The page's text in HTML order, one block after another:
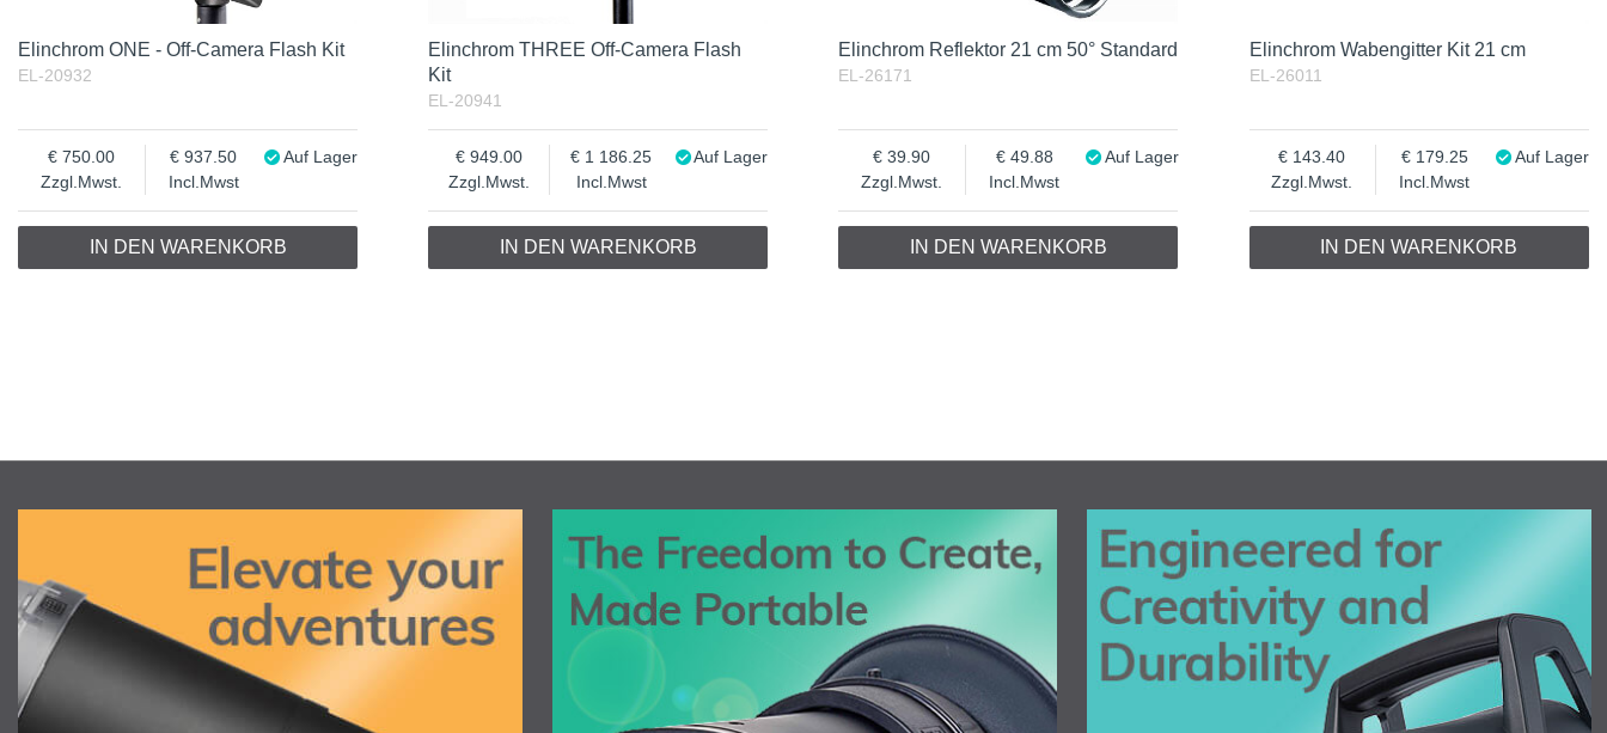
Elinchrom ONE - Off-Camera Flash Kit
EL-20932
Zzgl.Mwst.
750.00
Incl.Mwst
937.50 Auf Lager
IN DEN WARENKORB
Elinchrom THREE Off-Camera Flash
Kit
EL-20941
Zzgl.Mwst.
949.00
Incl.Mwst
1 186.25 Auf Lager
IN DEN WARENKORB
Elinchrom Reflektor 21 cm 50° Standard
EL-26171
Zzgl.Mwst.
39.90
Incl.Mwst
49.88 Auf Lager
IN DEN WARENKORB
Elinchrom Wabengitter Kit 21 cm
EL-26011
Zzgl.Mwst.
143.40
Incl.Mwst
179.25 Auf Lager
IN DEN WARENKORB